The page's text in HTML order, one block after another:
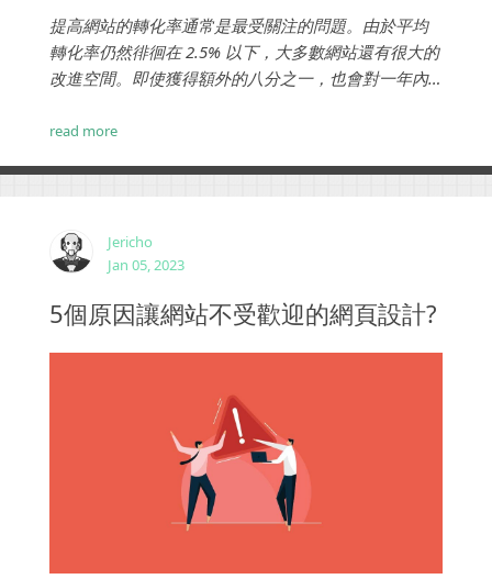
提高網站的轉化率通常是最受關注的問題。由於平均
轉化率仍然徘徊在 2.5% 以下，大多數網站還有很大的
改進空間。即使獲得額外的八分之一，也會對一年內
提供提升的方法是有意義的。那麼個性化影片著陸頁
read more
Jericho
Jan 05, 2023
5個原因讓網站不受歡迎的網頁設計?